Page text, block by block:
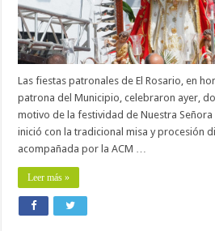
Las fiestas patronales de El Rosario, en
patrona del Municipio, celebraron ayer,
motivo de la festividad de Nuestra
inició con la tradicional misa y procesión
acompañada por la ACM …
Leer más »